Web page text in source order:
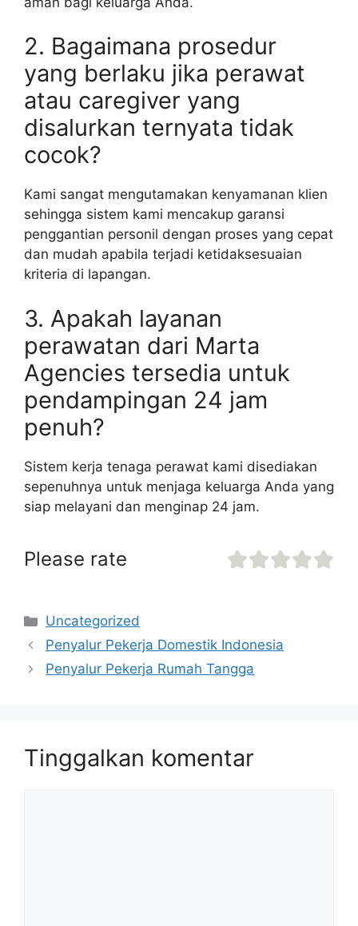
2. Bagaimana prosedur
yang berlaku jika perawat
atau caregiver yang
disalurkan ternyata tidak
cocok?
Kami sangat mengutamakan kenyamanan klien
sehingga sistem kami mencakup garansi
penggantian personil dengan proses yang cepat
dan mudah apabila terjadi ketidaksesuaian
kriteria di lapangan.
3. Apakah layanan
perawatan dari Marta
Agencies tersedia untuk
pendampingan 24 jam
penuh?
Sistem kerja tenaga perawat kami disediakan
sepenuhnya untuk menjaga keluarga Anda yang
siap melayani dan menginap 24 jam.
Please rate
Uncategorized
Penyalur Pekerja Domestik Indonesia
Penyalur Pekerja Rumah Tangga
Tinggalkan komentar